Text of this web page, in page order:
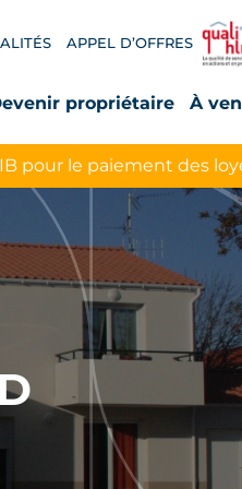
APPEL D’OFFRES
propriétaire À
pour le paiement des